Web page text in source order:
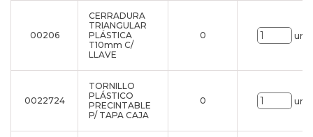
00206
CERRADURA
TRIANGULAR
PLÁSTICA
T10mm C/
LLAVE
0 uni.
0022724
TORNILLO
PLÁSTICO
PRECINTABLE
P/ TAPA CAJA
0 uni.